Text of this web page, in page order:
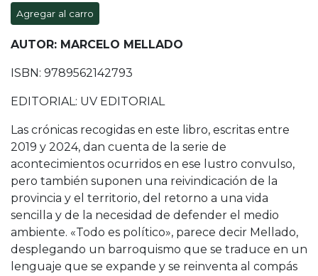
Agregar al carro
AUTOR: MARCELO MELLADO
ISBN: 9789562142793
EDITORIAL: UV EDITORIAL
Las crónicas recogidas en este libro, escritas entre
2019 y 2024, dan cuenta de la serie de
acontecimientos ocurridos en ese lustro convulso,
pero también suponen una reivindicación de la
provincia y el territorio, del retorno a una vida
sencilla y de la necesidad de defender el medio
ambiente. «Todo es político», parece decir Mellado,
desplegando un barroquismo que se traduce en un
lenguaje que se expande y se reinventa al compás